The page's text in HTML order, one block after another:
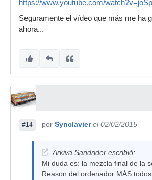
https://www.youtube.com/
Seguramente el vídeo que más me ha
ahora...
#14 por Synclavier el 02/02/2015
Arkiva Sandrider escribió:
Mi duda es: la mezcla final de la
Reason del ordenador MÁS